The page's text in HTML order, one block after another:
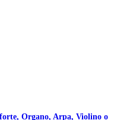
Organo, Arpa, Violino o